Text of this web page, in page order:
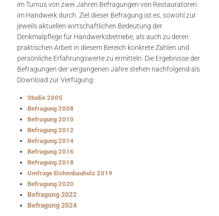
im Turnus von zwei Jahren Befragungen von Restauratoren
im Handwerk durch. Ziel dieser Befragung ist es, sowohl zur
jeweils aktuellen wirtschaftlichen Bedeutung der
Denkmalpflege für Handwerksbetriebe, als auch zu deren
praktischen Arbeit in diesem Bereich konkrete Zahlen und
persönliche Erfahrungswerte zu ermitteln. Die Ergebnisse der
Befragungen der vergangenen Jahre stehen nachfolgend als
Download zur Verfügung:
Studie 2005
Befragung 2008
Befragung 2010
Befragung 2012
Befragung 2014
Befragung 2016
Befragung 2018
Umfrage Eichenbauholz 2019
Befragung 2020
Befragung 2022
Befragung 2024